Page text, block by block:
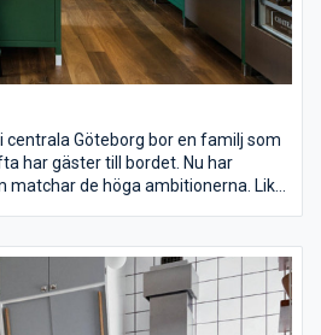
centrala Göteborg bor en familj som
har gäster till bordet. Nu har
de höga ambitionerna. Lika
blivit ett kök där man gärna stannar